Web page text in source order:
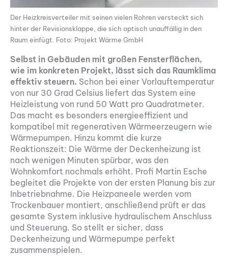
Der Heizkreisverteiler mit seinen vielen Rohren versteckt sich
hinter der Revisionsklappe, die sich optisch unauffällig in den
Raum einfügt. Foto: Projekt Wärme GmbH
Selbst in Gebäuden mit großen Fensterflächen,
wie im konkreten Projekt, lässt sich das Raumklima
effektiv steuern. Schon bei einer Vorlauftemperatur
von nur 30 Grad Celsius liefert das System eine
Heizleistung von rund 50 Watt pro Quadratmeter.
Das macht es besonders energieeffizient und
kompatibel mit regenerativen Wärmeerzeugern wie
Wärmepumpen. Hinzu kommt die kurze
Reaktionszeit: Die Wärme der Deckenheizung ist
nach wenigen Minuten spürbar, was den
Wohnkomfort nochmals erhöht. Profi Martin Esche
begleitet die Projekte von der ersten Planung bis zur
Inbetriebnahme. Die Heizpaneele werden vom
Trockenbauer montiert, anschließend prüft er das
gesamte System inklusive hydraulischem Anschluss
und Steuerung. So stellt er sicher, dass
Deckenheizung und Wärmepumpe perfekt
zusammenspielen.